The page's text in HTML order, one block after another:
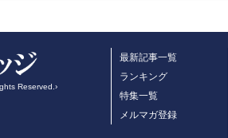
Reserved.›
最新記事一覧
ランキング
特集一覧
メルマガ登録